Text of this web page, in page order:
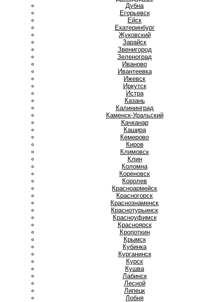
Дубна
Егорьевск
Ейск
Екатеринбург
Жуковский
Зарайск
Звенигород
Зеленоград
Иваново
Ивантеевка
Ижевск
Иркутск
Истра
Казань
Калининград
Каменск-Уральский
Качканар
Кашира
Кемерово
Киров
Климовск
Клин
Коломна
Кореновск
Королев
Красноармейск
Красногорск
Краснознаменск
Краснотурьинск
Красноуфимск
Красноярск
Кропоткин
Крымск
Кубинка
Курганинск
Курск
Кушва
Лабинск
Лесной
Липецк
Лобня